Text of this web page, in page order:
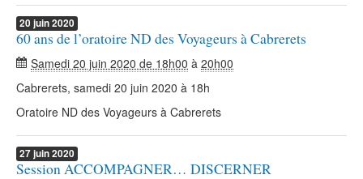
20 juin2020
60 ans de l’oratoire ND des Voyageurs à Cabrerets
Samedi 20 juin 2020 de 18h00 à 20h00
Cabrerets, samedi 20 juin 2020 à 18h
Oratoire ND des Voyageurs à Cabrerets
27juin2020
Session ACCOMPAGNER… DISCERNER